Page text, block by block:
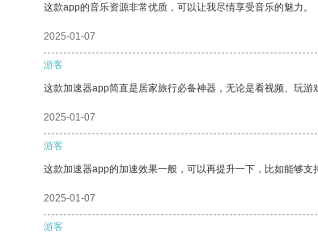
这款app的音乐资源非常优质，可以让我尽情享受音乐的魅力。
2025-01-07
游客
这款加速器app简直是居家旅行必备神器，无论是看视频、玩
2025-01-07
游客
这款加速器app的加速效果一般，可以再提升一下，比如能够支
2025-01-07
游客